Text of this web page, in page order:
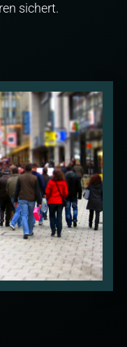
sichert.